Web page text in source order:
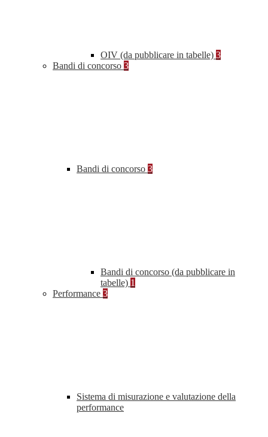
OIV (da pubblicare in tabelle) 3
Bandi di concorso 3
Bandi di concorso 3
Bandi di concorso (da pubblicare in
tabelle) 1
Performance 3
Sistema di misurazione e valutazione della
performance